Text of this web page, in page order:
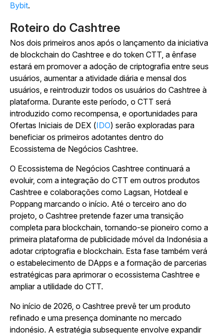
Bybit.
Roteiro do Cashtree
Nos dois primeiros anos após o lançamento da iniciativa
de blockchain do Cashtree e do token CTT, a ênfase
estará em promover a adoção de criptografia entre seus
usuários, aumentar a atividade diária e mensal dos
usuários, e reintroduzir todos os usuários do Cashtree à
plataforma. Durante este período, o CTT será
introduzido como recompensa, e oportunidades para
Ofertas Iniciais de DEX (IDO) serão exploradas para
beneficiar os primeiros adotantes dentro do
Ecossistema de Negócios Cashtree.
O Ecossistema de Negócios Cashtree continuará a
evoluir, com a integração do CTT em outros produtos
Cashtree e colaborações como Lagsan, Hotdeal e
Poppang marcando o início. Até o terceiro ano do
projeto, o Cashtree pretende fazer uma transição
completa para blockchain, tornando-se pioneiro como a
primeira plataforma de publicidade móvel da Indonésia a
adotar criptografia e blockchain. Esta fase também verá
o estabelecimento de DApps e a formação de parcerias
estratégicas para aprimorar o ecossistema Cashtree e
ampliar a utilidade do CTT.
No início de 2026, o Cashtree prevê ter um produto
refinado e uma presença dominante no mercado
indonésio. A estratégia subsequente envolve expandir